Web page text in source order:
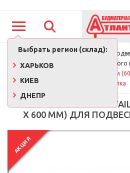
Выбрать регион (склад):
ХАРЬКОВ
КИЕВ
ДНЕПР
Главная Стройматериалы
Плита подвесного
Плита Armstrong Retail Board 12 мм
потолка
ПЛИТА ARMSTRONG
Х 600 ММ) ДЛЯ
АКЦИЯ